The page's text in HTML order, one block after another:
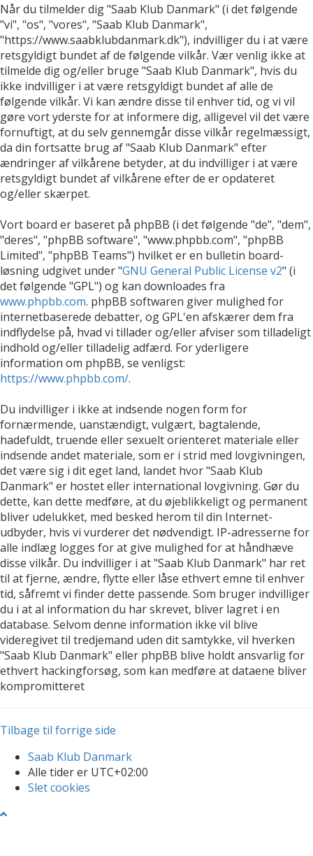
Når du tilmelder dig "Saab Klub Danmark" (i det følgende
"vi", "os", "vores", "Saab Klub Danmark",
"https://www.saabklubdanmark.dk"), indvilliger du i at være
retsgyldigt bundet af de følgende vilkår. Vær venlig ikke at
tilmelde dig og/eller bruge "Saab Klub Danmark", hvis du
ikke indvilliger i at være retsgyldigt bundet af alle de
følgende vilkår. Vi kan ændre disse til enhver tid, og vi vil
gøre vort yderste for at informere dig, alligevel vil det være
fornuftigt, at du selv gennemgår disse vilkår regelmæssigt,
da din fortsatte brug af "Saab Klub Danmark" efter
ændringer af vilkårene betyder, at du indvilliger i at være
retsgyldigt bundet af vilkårene efter de er opdateret
og/eller skærpet.
Vort board er baseret på phpBB (i det følgende "de", "dem",
"deres", "phpBB software", "www.phpbb.com", "phpBB
Limited", "phpBB Teams") hvilket er en bulletin board-
løsning udgivet under "GNU General Public License v2" (i
det følgende "GPL") og kan downloades fra
www.phpbb.com. phpBB softwaren giver mulighed for
internetbaserede debatter, og GPL'en afskærer dem fra
indflydelse på, hvad vi tillader og/eller afviser som tilladeligt
indhold og/eller tilladelig adfærd. For yderligere
information om phpBB, se venligst:
https://www.phpbb.com/.
Du indvilliger i ikke at indsende nogen form for
fornærmende, uanstændigt, vulgært, bagtalende,
hadefuldt, truende eller sexuelt orienteret materiale eller
indsende andet materiale, som er i strid med lovgivningen,
det være sig i dit eget land, landet hvor "Saab Klub
Danmark" er hostet eller international lovgivning. Gør du
dette, kan dette medføre, at du øjeblikkeligt og permanent
bliver udelukket, med besked herom til din Internet-
udbyder, hvis vi vurderer det nødvendigt. IP-adresserne for
alle indlæg logges for at give mulighed for at håndhæve
disse vilkår. Du indvilliger i at "Saab Klub Danmark" har ret
til at fjerne, ændre, flytte eller låse ethvert emne til enhver
tid, såfremt vi finder dette passende. Som bruger indvilliger
du i at al information du har skrevet, bliver lagret i en
database. Selvom denne information ikke vil blive
videregivet til tredjemand uden dit samtykke, vil hverken
"Saab Klub Danmark" eller phpBB blive holdt ansvarlig for
ethvert hackingforsøg, som kan medføre at dataene bliver
kompromitteret
Tilbage til forrige side
Saab Klub Danmark
Alle tider er UTC+02:00
Slet cookies